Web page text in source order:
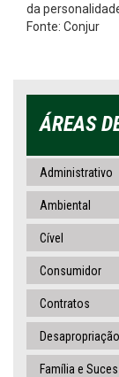
da
Fonte: Conjur
ÁREAS
Administrativo
Ambiental
Cível
Consumidor
Contratos
Desapropriação
Família e